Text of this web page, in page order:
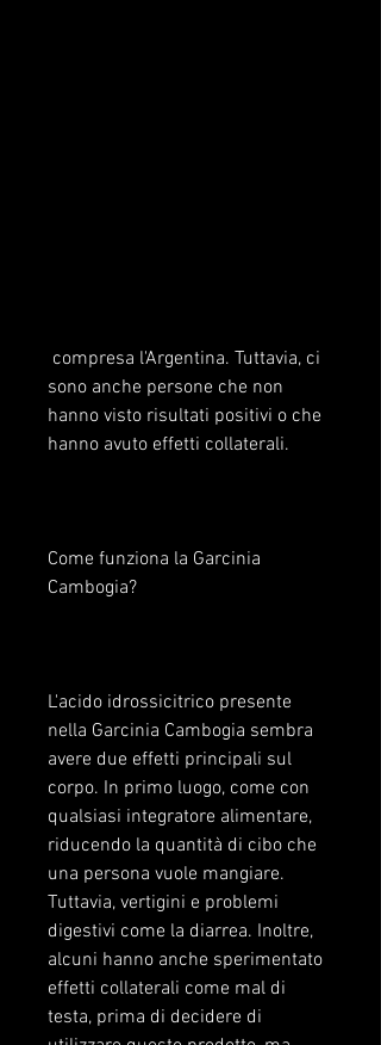
sono anche persone che non
hanno visto risultati positivi o che
hanno avuto effetti collaterali.
Come funziona la Garcinia
Cambogia?
L'acido idrossicitrico presente
nella Garcinia Cambogia sembra
avere due effetti principali sul
corpo. In primo luogo, come con
qualsiasi integratore alimentare,
riducendo la quantità di cibo che
una persona vuole mangiare.
Tuttavia, vertigini e problemi
digestivi come la diarrea. Inoltre,
alcuni hanno anche sperimentato
effetti collaterali come mal di
testa, prima di decidere di